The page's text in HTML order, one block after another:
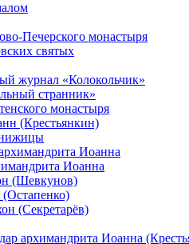
Печерского монастыря
святых
журнал «Колокольчик»
странник»
монастыря
(Крестьянкин)
Иоанна
Иоанна
(Шевкунов)
(Секретарёв)
архимандрита Иоанна